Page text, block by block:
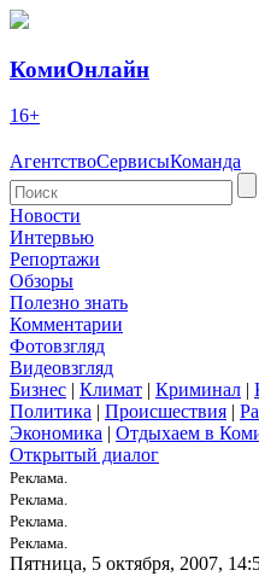
КомиОнлайн
16+
АгентствоСервисыКоманда
Новости
Интервью
Репортажи
Обзоры
Полезно знать
Комментарии
Фотовзгляд
Видеовзгляд
Бизнес | Климат | Криминал |
Политика | Происшествия |
Экономика | Отдыхаем в
Открытый диалог
Реклама.
Реклама.
Реклама.
Реклама.
Пятница, 5 октября, 2007,